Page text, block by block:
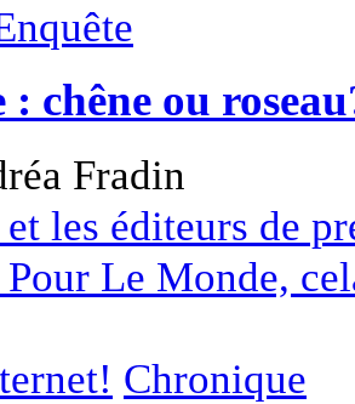
: chêne ou
Fradin
les éditeurs de
Le Monde,
Chronique